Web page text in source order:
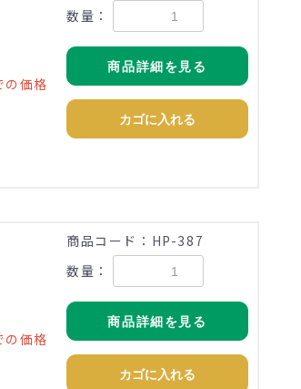
価格
数量：
商品詳細を見る
カゴに入れる
価格
商品コード：HP-387
数量：
商品詳細を見る
カゴに入れる